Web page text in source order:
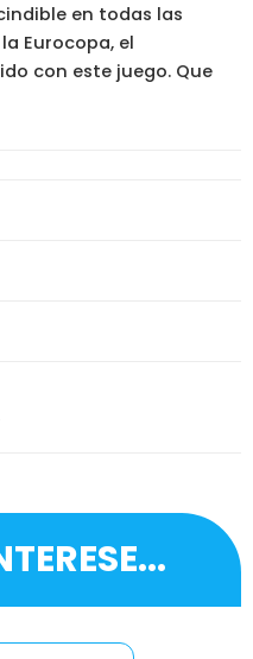
en todas las
Eurocopa, el
con este juego. Que